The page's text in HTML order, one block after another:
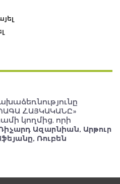
ՀԱՅԿԱԿԱՆԸ»
կողմից, որի
Ազարնիան, Արթուր
Ռուբեն